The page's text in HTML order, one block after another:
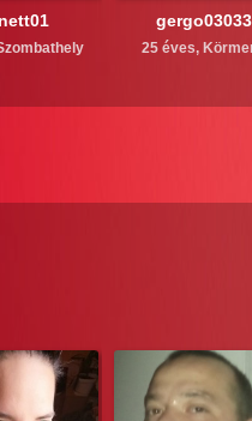
gergo03033
25 éves,